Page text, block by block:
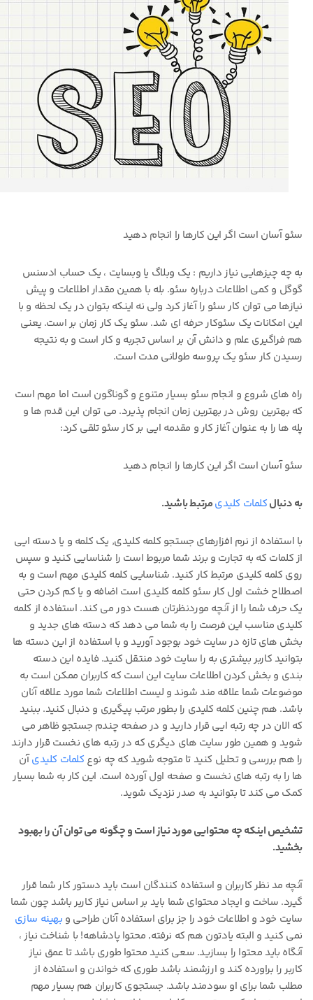
سئو آسان است اگر این کارها را انجام دهید
به چه چیزهایی نیاز داریم : یک وبلاگ یا وبسایت ، یک حساب ادسنس
گوگل و کمی اطلاعات درباره سئو. بله با همین مقدار اطلاعات و پیش
نیازها می توان کار سئو را آغاز کرد ولی نه اینکه بتوان در یک لحظه و با
این امکانات یک سئوکار حرفه ای شد. سئو یک کار زمان بر است. یعنی
هم فراگیری علم و دانش آن بر اساس تجربه و کار است و به نتیجه
رسیدن کار سئو یک پروسه طولانی مدت است.
راه های شروع و انجام سئو بسیار متنوع و گوناگون است اما مهم است
که بهترین روش در بهترین زمان انجام پذیرد. می توان این قدم ها و
پله ها را به عنوان آغاز کار و مقدمه ایی بر کار سئو تلقی کرد:
سئو آسان است اگر این کارها را انجام دهید
به دنبالکلمات کلیدیمرتبط باشید.
با استفاده از نرم افزارهای جستجو کلمه کلیدی٬ یک کلمه و یا دسته ایی
از کلمات که به تجارت و برند شما مربوط است را شناسایی کنید و سپس
روی کلمه کلیدی مرتبط کار کنید. شناسایی کلمه کلیدی مهم است و به
اصطلاح خشت اول کار سئو کلمه کلیدی است اضافه و یا کم کردن حتی
یک حرف شما را از آنچه موردنظرتان هست دور می کند. استفاده از کلمه
کلیدی مناسب این فرصت را به شما می دهد که دسته های جدید و
بخش های تازه در سایت خود بوجود آورید و با استفاده از این دسته ها
بتوانید کاربر بیشتری به را سایت خود منتقل کنید. فایده این دسته
بندی و بخش کردن اطلاعات سایت این است که کاربران ممکن است به
موضوعات شما علاقه مند شوند و لیست اطلاعات شما مورد علاقه آنان
باشد. هم چنین کلمه کلیدی را بطور مرتب پیگیری و دنبال کنید. ببنید
که الان در چه رتبه ایی قرار دارید و در صفحه چندم جستجو ظاهر می
شوید و همین طور سایت های دیگری که در رتبه های نخست قرار دارند
را هم بررسی و تحلیل کنید تا متوجه شوید که چه نوعکلمات کلیدیآن
ها را به رتبه های نخست و صفحه اول آورده است. این کار به شما بسیار
کمک می کند تا بتوانید به صدر نزدیک شوید.
تشخیص اینکه چه محتوایی مورد نیاز است و چگونه می توان آن را بهبود
بخشید.
آنچه مد نظر کاربران و استفاده کنندگان است باید دستور کار شما قرار
گیرد. ساخت و ایجاد محتوای شما باید بر اساس نیاز کاربر باشد چون شما
سایت خود و اطلاعات خود را جز برای استفاده آنان طراحی وبهینه سازی
نمی کنید و البته یادتون هم که نرفته٬ محتوا پادشاهه! با شناخت نیاز ،
آنگاه باید محتوا را بسازید. سعی کنید محتوا طوری باشد تا عمق نیاز
کاربر را براورده کند و ارزشمند باشد طوری که خواندن و استفاده از
مطلب شما برای او سودمند باشد. جستجوی کاربران هم بسیار مهم